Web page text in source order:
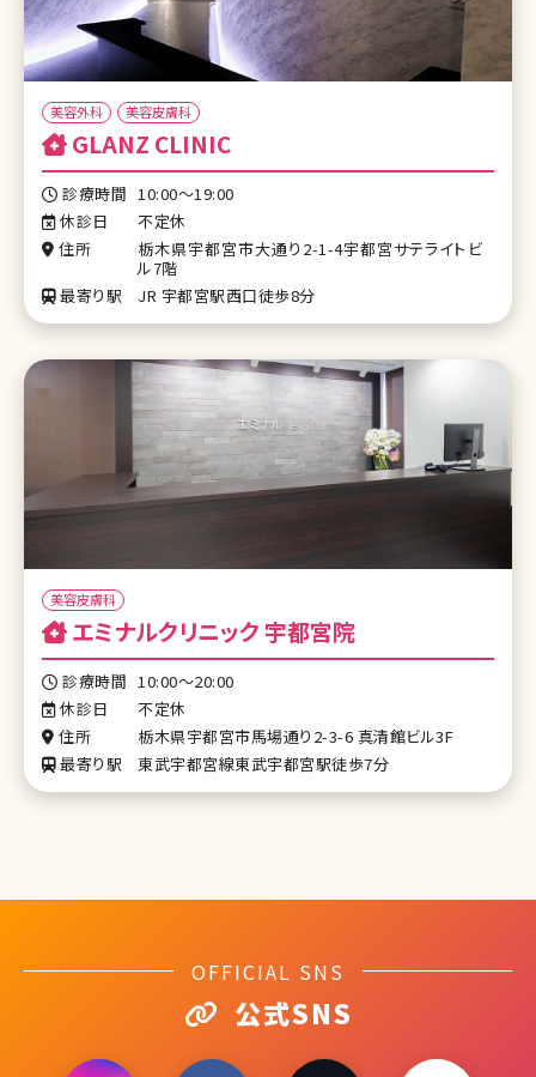
美容外科 美容皮膚科
GLANZ CLINIC
診療時間 10:00～19:00
休診日
不定休
住所
栃木県宇都宮市大通り2-1-4宇都宮サテライトビ
ル7階
最寄り駅
JR 宇都宮駅西口徒歩8分
美容皮膚科
エミナルクリニック 宇都宮院
診療時間 10:00～20:00
休診日
不定休
住所
栃木県宇都宮市馬場通り2-3-6 真清館ビル3F
最寄り駅
東武宇都宮線東武宇都宮駅徒歩7分
OFFICIAL SNS
公式SNS